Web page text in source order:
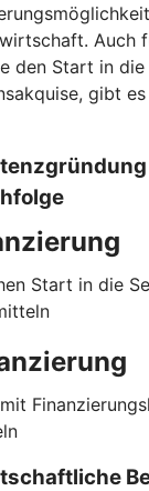
Auch
den Start in
gibt
Start in die